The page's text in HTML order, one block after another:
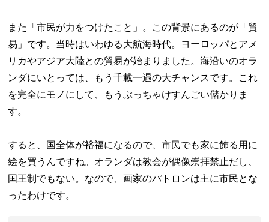
また「市民が力をつけたこと」。この背景にあるのが「貿
易」です。当時はいわゆる大航海時代。ヨーロッパとアメ
リカやアジア大陸との貿易が始まりました。海沿いのオラ
ンダにいとっては、もう千載一遇の大チャンスです。これ
を完全にモノにして、もうぶっちゃけすんごい儲かりま
す。
すると、国全体が裕福になるので、市民でも家に飾る用に
絵を買うんですね。オランダは教会が偶像崇拝禁止だし、
国王制でもない。なので、画家のパトロンは主に市民とな
ったわけです。